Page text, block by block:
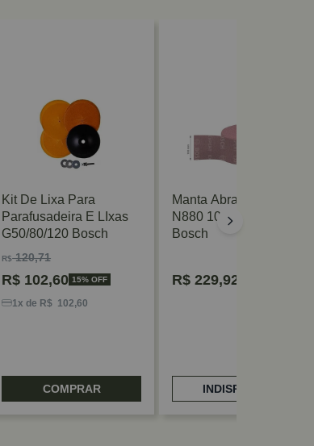
Kit De Lixa Para
Parafusadeira E LIxas
G50/80/120 Bosch
R$120,71
R$ 102,60 15% OFF
1x de R$ 102,60
COMPRAR
Manta Abrasiva Expert
N880 100 X 10mm
Bosch
R$ 229,92
INDISPONÍVEL